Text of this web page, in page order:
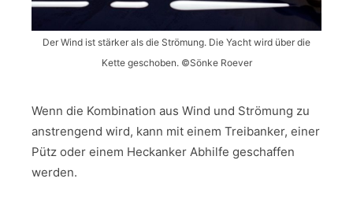
Der Wind ist stärker als die Strömung. Die Yacht wird über die
Kette geschoben. ©Sönke Roever
Wenn die Kombination aus Wind und Strömung zu
anstrengend wird, kann mit einem Treibanker, einer
Pütz oder einem Heckanker Abhilfe geschaffen
werden.